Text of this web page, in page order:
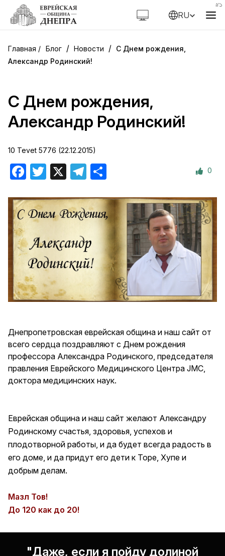
RU
Блог / Новости / С Днем рождения,
Александр Родинский!
С Днем рождения,
Александр Родинский!
10 Tevet 5776 (22.12.2015)
Facebook
Twitter Telegram 0
Днепропетровская еврейская община и наш сайт от
всего сердца поздравляют с Днем рождения
профессора Александра Родинского, председателя
правления Еврейского Медицинского Центра JMC,
доктора медицинских наук.
Еврейская община и наш сайт желают Александру
Родинскому счастья, здоровья, успехов и
плодотворной работы, и да будет всегда радость в
его доме, и да придут его дети к Торе, Хупе и
добрым делам.
Мазл Тов!
До 120 как до 20!
"Даже, если я пойду долиной